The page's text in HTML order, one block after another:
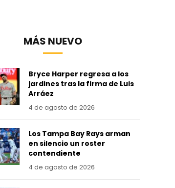
MÁS NUEVO
Bryce Harper regresa a los
jardines tras la firma de Luis
Arráez
4 de agosto de 2026
Los Tampa Bay Rays arman
en silencio un roster
contendiente
4 de agosto de 2026